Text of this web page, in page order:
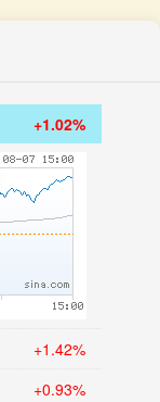
+1.02%
+1.42%
+0.93%